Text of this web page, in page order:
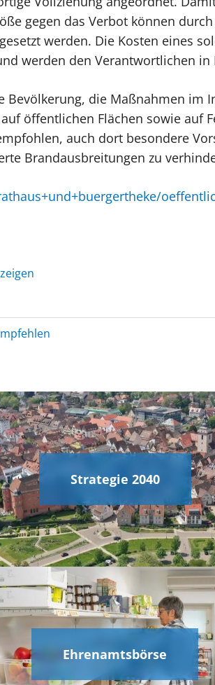
gegen das Verbot können
werden. Die Kosten eines
werden den Verantwortlichen in
Bevölkerung, die Maßnahmen im
öffentlichen Flächen sowie auf
auch dort besondere
Brandausbreitungen zu
Strategie 2040
Ehrenamtsbörse